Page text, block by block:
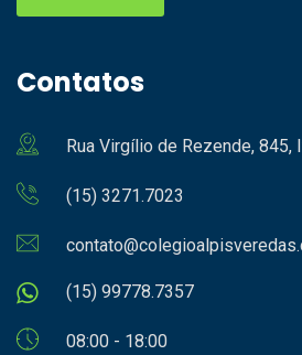
Contatos
Rua Virgílio de Rezende, 845,
(15) 3271.7023
(15) 99778.7357
08:00 - 18:00